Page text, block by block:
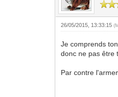
26/05/2015, 13:33:15
Je comprends
donc ne pas être
Par contre